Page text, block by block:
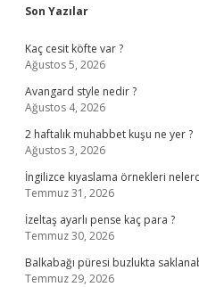
Sidebar
Son Yazılar
Kaç cesit köfte var ?
Ağustos 5, 2026
Avangard style nedir ?
Ağustos 4, 2026
2 haftalık muhabbet kuşu ne yer ?
Ağustos 3, 2026
İngilizce kıyaslama örnekleri
Temmuz 31, 2026
İzeltaş ayarlı pense kaç para ?
Temmuz 30, 2026
Balkabağı püresi buzlukta
Temmuz 29, 2026